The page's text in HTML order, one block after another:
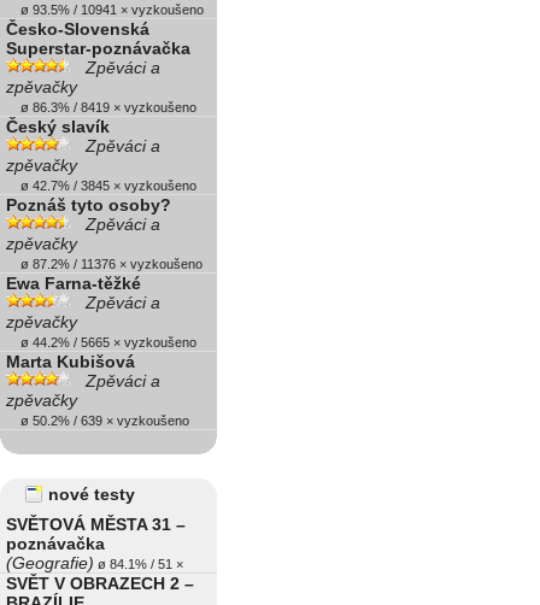
ø 93.5% / 10941 × vyzkoušeno
Česko-Slovenská
Superstar-poznávačka
Zpěváci a
zpěvačky
ø 86.3% / 8419 × vyzkoušeno
Český slavík
Zpěváci a
zpěvačky
ø 42.7% / 3845 × vyzkoušeno
Poznáš tyto osoby?
Zpěváci a
zpěvačky
ø 87.2% / 11376 × vyzkoušeno
Ewa Farna-těžké
Zpěváci a
zpěvačky
ø 44.2% / 5665 × vyzkoušeno
Marta Kubišová
Zpěváci a
zpěvačky
ø 50.2% / 639 × vyzkoušeno
nové testy
SVĚTOVÁ MĚSTA 31 –
poznávačka
(Geografie) ø 84.1% / 51 ×
SVĚT V OBRAZECH 2 –